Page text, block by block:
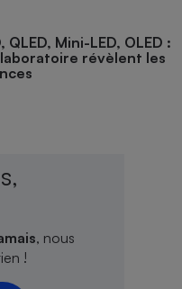
Mini-LED, OLED :
révèlent les
, nous
!